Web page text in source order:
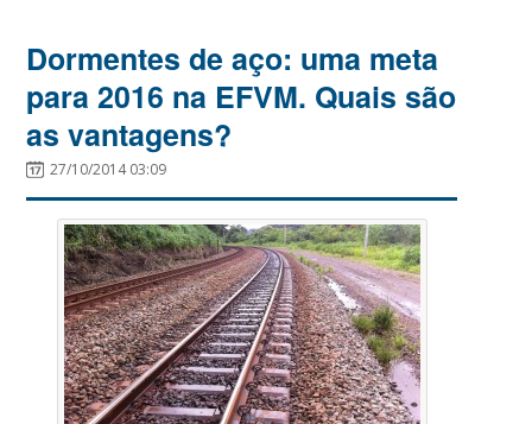
Dormentes de aço: uma meta
para 2016 na EFVM. Quais são
as vantagens?
27/10/2014 03:09